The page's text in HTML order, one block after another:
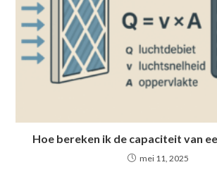
Hoe bereken ik de capaciteit van
mei 11, 2025